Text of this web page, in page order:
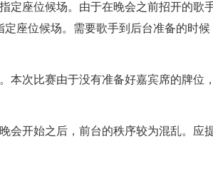
定座位候场。由于在晚会之前招开的歌
座位候场。需要歌手到后台准备的时
本次比赛由于没有准备好嘉宾席的牌位
会开始之后，前台的秩序较为混乱。应